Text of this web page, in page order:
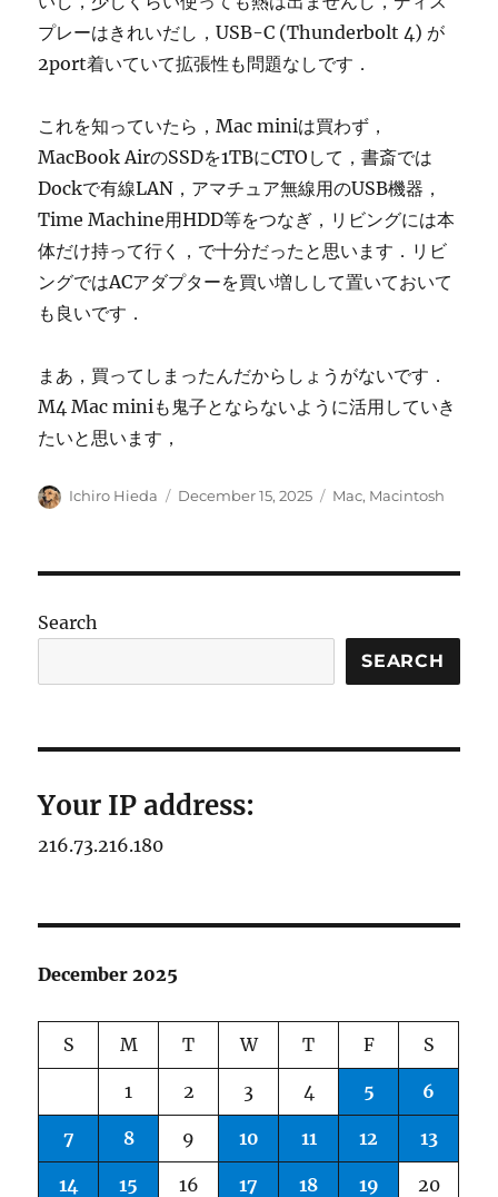
プレーはきれいだし，USB-C (Thunderbolt 4) が
2port着いていて拡張性も問題なしです．
これを知っていたら，Mac miniは買わず，
MacBook AirのSSDを1TBにCTOして，書斎では
Dockで有線LAN，アマチュア無線用のUSB機器，
Time Machine用HDD等をつなぎ，リビングには本
体だけ持って行く，で十分だったと思います．リビ
ングではACアダプターを買い増しして置いておいて
も良いです．
まあ，買ってしまったんだからしょうがないです．
M4 Mac miniも鬼子とならないように活用していき
たいと思います，
Author
Ichiro Hieda
Posted
December 15, 2025 Categories
Mac, Macintosh
Search
SEARCH
Your IP address:
216.73.216.180
December 2025
S M T W T F S
1 2 3 4 5 6
7 8 9 10 11 12 13
14 15 16 17 18 19 20